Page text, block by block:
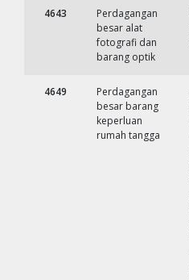
4643
Perdagangan
besar alat
fotografi dan
barang optik
4649
Perdagangan
besar barang
keperluan
rumah tangga